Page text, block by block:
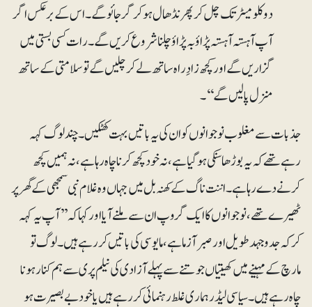
دوکلومیٹر تک چل کر پھر نڈھال ہو کر گر جائوگے۔ اس کے برعکس اگر
آپ آہستہ آہستہ پڑاؤ بہ پڑاؤ چلنا شروع کریں گے۔ رات کسی بستی میں
گزاریں گے اور کچھ زادِراہ ساتھ لے کر چلیں گے تو سلامتی کے ساتھ
منزل پالیں گے‘‘۔
جذبات سے مغلوب نوجوانوں کو ان کی یہ باتیں بہت کھٹکیں۔چند لوگ کہہ
رہے تھے کہ یہ بوڑھا سنکی ہو گیا ہے، نہ خود کچھ کرنا چاہ رہا ہے، نہ ہمیں کچھ
کرنے دے رہا ہے۔ اننت ناگ کے کھنہ بل میں جہاں وہ غلام نبی سمجھی کے گھر پر
ٹھیرے تھے، نوجوانوں کا ایک گروپ ان سے ملنے آیا اور کہا کہ’’ آپ یہ کہہ
کر کہ جدوجہد طویل اور صبر آزما ہے، مایوسی کی باتیں کر رہے ہیں۔ لوگ تو
مارچ کے مہینے میں کھیتیاں جوتنے سے پہلے آزادی کی نیلم پری سے ہم کنار ہونا
چاہ رہے ہیں۔سیاسی لیڈر ہماری غلط رہنمائی کر رہے ہیں یا خود بے بصیرت ہو